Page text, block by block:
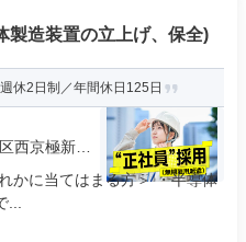
製造装置の立上げ、保全)
休2日制／年間休日125日
西京極新明
かに当てはまる方＞ ・半導体